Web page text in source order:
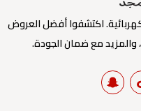
اكتشفوا أفضل العروض
والمزيد مع ضمان الجودة.